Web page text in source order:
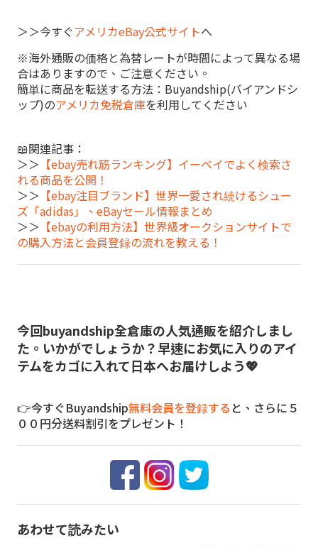
＞＞今すぐアメリカeBay公式サイトへ
※海外通販の価格と為替レートが時間によって異なる場
合はありますので、ご注意ください。
簡単に商品を転送する方法：Buyandship(バイアンドシ
ップ)のアメリカ免税倉庫を利用してください
📖関連記事：
＞＞ 【ebay売れ筋ランキング】イーベイでよく検索さ
れる商品を公開！
＞＞ 【ebay注目ブランド】世界一愛され続けるシュー
ズ「adidas」、eBayセール情報まとめ
＞＞ 【ebayの利用方法】世界級オークションサイトで
の購入方法と会員登録の流れを教える！
今回buyandship全倉庫の人気通販を紹介しまし
た。いかがでしょうか？早速にお気に入りのアイ
テムをカゴに入れて日本へお届けしよう💖
👉今すぐBuyandship無料会員を登録する と、さらに５
００円分送料割引をプレゼント！
あわせて読みたい